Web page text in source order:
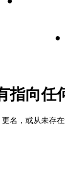
指向任
名，或从未存